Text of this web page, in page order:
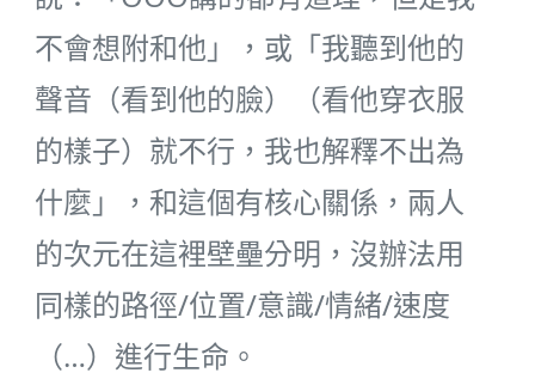
不會想附和他」，或「我聽到他的
聲音（看到他的臉）（看他穿衣服
的樣子）就不行，我也解釋不出為
什麼」，和這個有核心關係，兩人
的次元在這裡壁壘分明，沒辦法用
同樣的路徑/位置/意識/情緒/速度
（…）進行生命。